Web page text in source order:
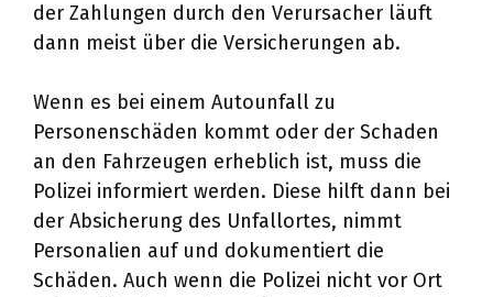
der Zahlungen durch den Verursacher läuft
dann meist über die Versicherungen ab.
Wenn es bei einem Autounfall zu
Personenschäden kommt oder der Schaden
an den Fahrzeugen erheblich ist, muss die
Polizei informiert werden. Diese hilft dann bei
der Absicherung des Unfallortes, nimmt
Personalien auf und dokumentiert die
Schäden. Auch wenn die Polizei nicht vor Ort